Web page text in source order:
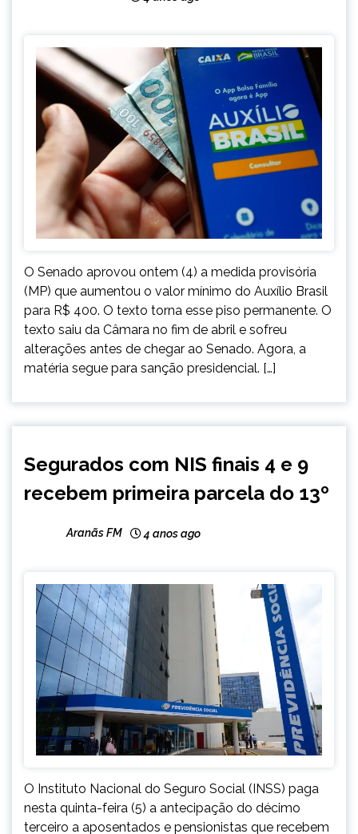
O Senado aprovou ontem (4) a medida provisória
(MP) que aumentou o valor mínimo do Auxílio Brasil
para R$ 400. O texto torna esse piso permanente. O
texto saiu da Câmara no fim de abril e sofreu
alterações antes de chegar ao Senado. Agora, a
matéria segue para sanção presidencial. […]
NOTÍCIAS
Segurados com NIS finais 4 e 9
recebem primeira parcela do 13º
Aranãs FM 4 anos ago
O Instituto Nacional do Seguro Social (INSS) paga
nesta quinta-feira (5) a antecipação do décimo
terceiro a aposentados e pensionistas que recebem